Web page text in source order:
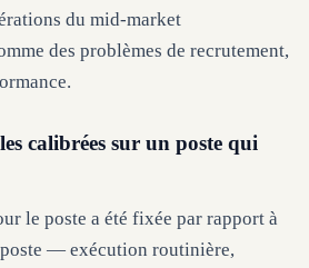
du mid-market
des problèmes de recrutement,
calibrées sur un poste qui
le poste a été fixée par rapport à
— exécution routinière,